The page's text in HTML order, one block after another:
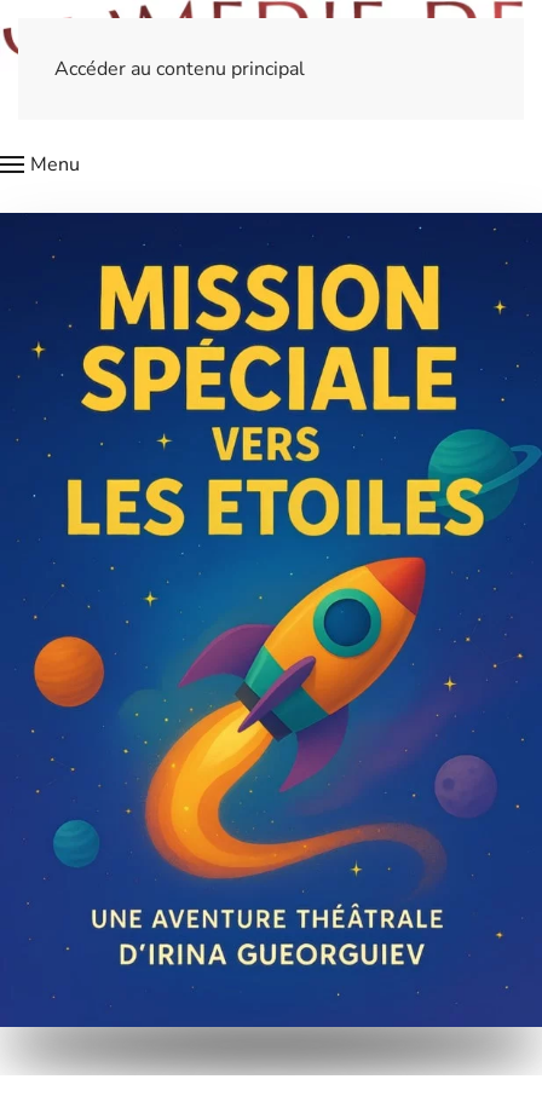
Accéder au contenu principal
Menu